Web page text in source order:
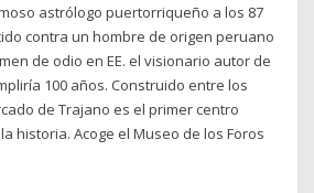
astrólogo puertorriqueño a los 87
contra un hombre de origen peruano
de odio en EE. el visionario autor de
100 años. Construido entre los
de Trajano es el primer centro
historia. Acoge el Museo de los Foros